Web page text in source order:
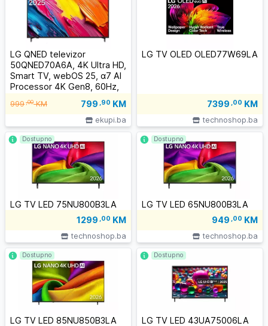
LG QNED televizor
50QNED70A6A, 4K Ultra HD,
Smart TV, webOS 25, α7 AI
Processor 4K Gen8, 60Hz,
Crni
999,00KM 799 ,90 KM
ekupi.ba
LG TV OLED OLED77W69LA
7399 ,00 KM
technoshop.ba
LG TV LED 75NU800B3LA
1299 ,00 KM
technoshop.ba
Dostupno
LG TV LED 65NU800B3LA
949 ,00 KM
technoshop.ba
Dostupno
LG TV LED 85NU850B3LA
Dostupno
LG TV LED 43UA75006LA
Dostupno